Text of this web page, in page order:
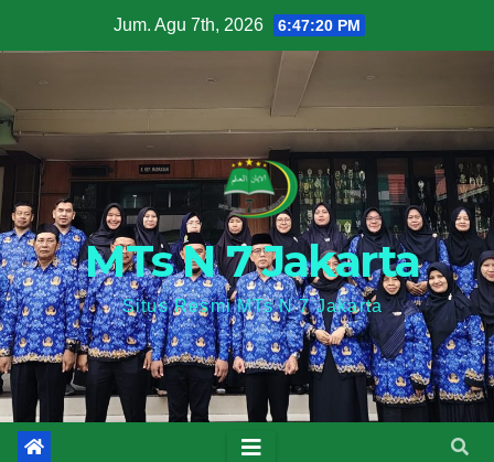
to
Jum. Agu 7th, 2026 6:47:21 PM
MTs N 7 Jakarta
Situs Resmi MTs N 7 Jakarta